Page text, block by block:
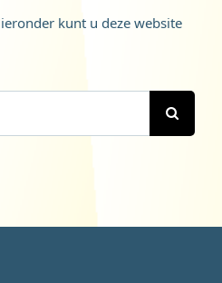
kunt u deze website